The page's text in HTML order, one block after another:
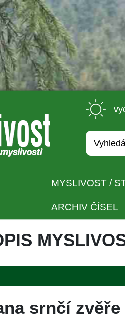
MYSLIVOST /
ARCHIV ČÍSEL
srnčí